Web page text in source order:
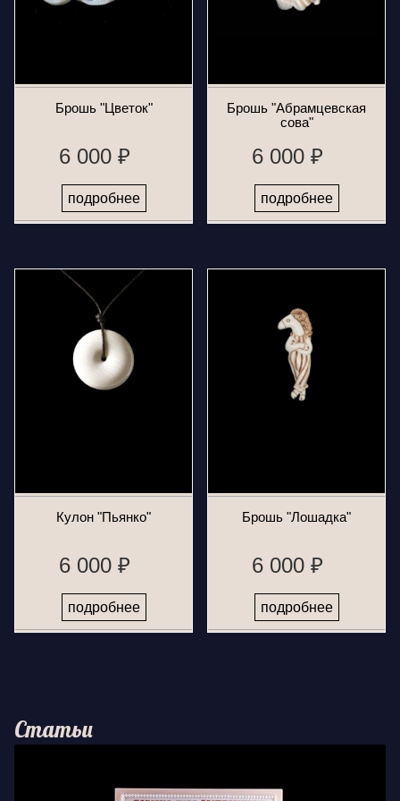
Брошь "Цветок"
6 000 ₽
подробнее
Брошь "Абрамцевская
сова"
6 000 ₽
подробнее
Кулон "Пьянко"
6 000 ₽
подробнее
Брошь "Лошадка"
6 000 ₽
подробнее
Статьи